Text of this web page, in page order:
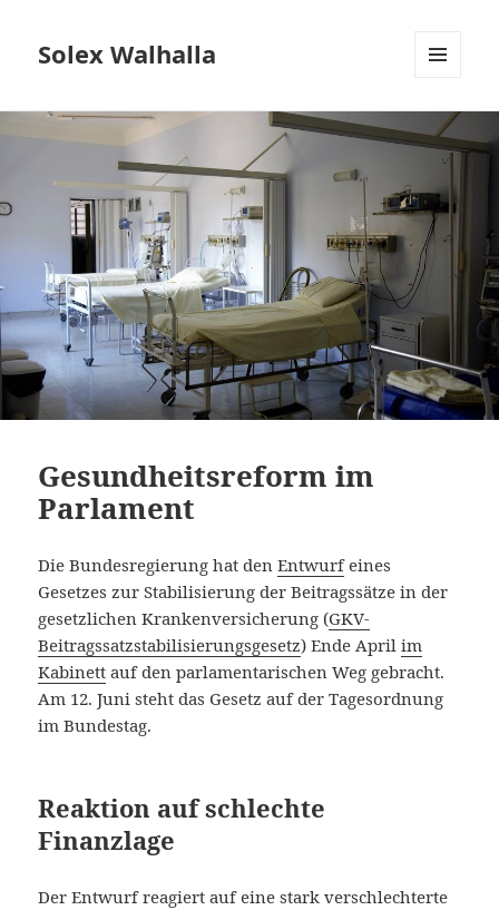
Solex Walhalla
WIDGETS
Gesundheitsreform im
Parlament
Die Bundesregierung hat denEntwurfeines
Gesetzes zur Stabilisierung der Beitragssätze in der
gesetzlichen Krankenversicherung (GKV-
Beitragssatzstabilisierungsgesetz) Ende Aprilim
Kabinett auf den parlamentarischen Weg gebracht.
Am 12. Juni steht das Gesetz auf der Tagesordnung
im Bundestag.
Reaktion auf schlechte
Finanzlage
Der Entwurf reagiert auf eine stark verschlechterte